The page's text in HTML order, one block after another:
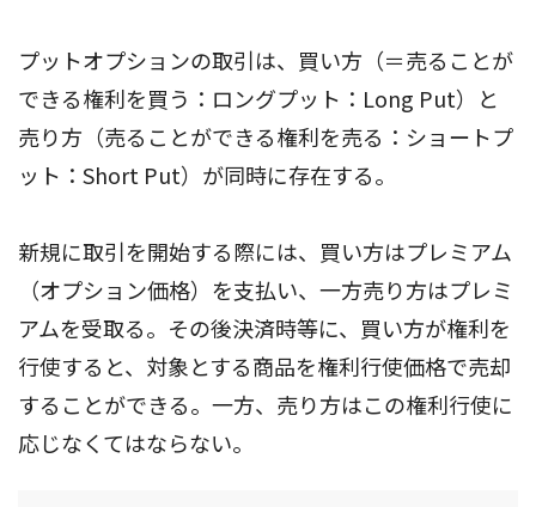
プットオプションの取引は、買い方（＝売ることが
できる権利を買う：ロングプット：Long Put）と
売り方（売ることができる権利を売る：ショートプ
ット：Short Put）が同時に存在する。
新規に取引を開始する際には、買い方はプレミアム
（オプション価格）を支払い、一方売り方はプレミ
アムを受取る。その後決済時等に、買い方が権利を
行使すると、対象とする商品を権利行使価格で売却
することができる。一方、売り方はこの権利行使に
応じなくてはならない。